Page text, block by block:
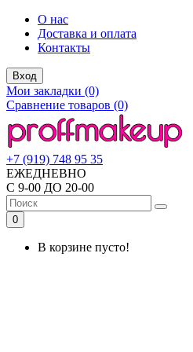
О нас
Доставка и оплата
Контакты
Вход
Мои закладки (0)
Сравнение товаров (0)
+7 (919) 748 95 35
ЕЖЕДНЕВНО
С 9-00 ДО 20-00
0
В корзине пусто!